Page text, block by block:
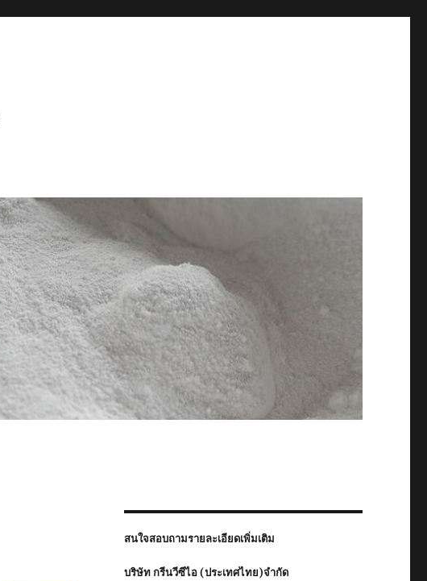
สนใจสอบถามรายละเอียดเพิ่มเติม
บริษัท กรีนวีซีไอ (ประเทศไทย)จำกัด